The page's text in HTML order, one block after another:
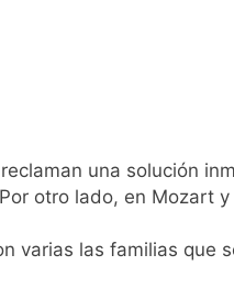
para los argentinos
Privada: hubo detenidos
una solución
otro lado, en Mozart
varias las familias que